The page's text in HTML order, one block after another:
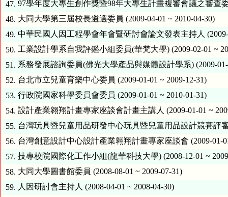
47. 97學年度大專生創作獎暨98年大專生計畫複審會議之審查
48. 大同大學第三屆校長遴選委員 (2009-04-01 ~ 2010-04-30)
49. 中華民國人因工程學會年會暨研討會論文發表主持人 (2009-
50. 工業設計學系自我評鑑小組委員(華梵大學) (2009-02-01 ~
51. 系務發展諮詢委員(佛光大學產品與媒體設計學系) (2009-01-
52. 台北市立兒童育樂中心委員 (2009-01-01 ~ 2009-12-31)
53. 行政院國家科學委員會委員 (2009-01-01 ~ 2010-01-31)
54. 設計產業翱翔計畫專家座談會計畫主講人 (2009-01-01 ~
55. 台灣玩具暨兒童用品研發中心玩具暨兒童用品設計競賽評審
56. 台灣創意設計中心設計產業翱翔計畫專家座談會 (2009-01-
57. 技專校院國際化工作小組(龍華科技大學) (2008-12-01 ~
58. 大同大學圖書館委員 (2008-08-01 ~ 2009-07-31)
59. 人因研討會主持人 (2008-04-01 ~ 2008-04-30)